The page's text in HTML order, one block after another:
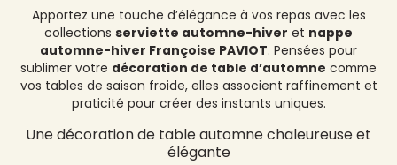
Apportez une touche d’élégance à vos repas avec les
collections serviette automne-hiver et nappe
automne-hiver Françoise PAVIOT. Pensées pour
sublimer votre décoration de table d’automne comme
vos tables de saison froide, elles associent raffinement et
praticité pour créer des instants uniques.
Une décoration de table automne chaleureuse et
élégante